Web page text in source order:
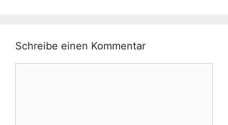
Schreibe einen Kommentar